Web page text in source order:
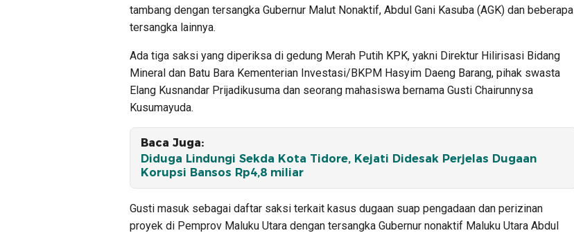
tambang dengan tersangka Gubernur Malut Nonaktif, Abdul Gani Kasuba (AGK) dan beberapa
tersangka lainnya.
Ada tiga saksi yang diperiksa di gedung Merah Putih KPK, yakni Direktur Hilirisasi Bidang
Mineral dan Batu Bara Kementerian Investasi/BKPM Hasyim Daeng Barang, pihak swasta
Elang Kusnandar Prijadikusuma dan seorang mahasiswa bernama Gusti Chairunnysa
Kusumayuda.
Baca Juga:
Diduga Lindungi Sekda Kota Tidore, Kejati Didesak Perjelas Dugaan
Korupsi Bansos Rp4,8 miliar
Gusti masuk sebagai daftar saksi terkait kasus dugaan suap pengadaan dan perizinan
proyek di Pemprov Maluku Utara dengan tersangka Gubernur nonaktif Maluku Utara Abdul